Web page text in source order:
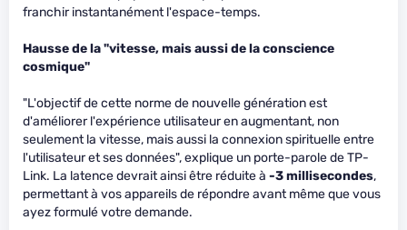
franchir instantanément l'espace-temps.
Hausse de la "vitesse, mais aussi de la conscience
cosmique"
"L'objectif de cette norme de nouvelle génération est
d'améliorer l'expérience utilisateur en augmentant, non
seulement la vitesse, mais aussi la connexion spirituelle entre
l'utilisateur et ses données", explique un porte-parole de TP-
Link. La latence devrait ainsi être réduite à -3 millisecondes,
permettant à vos appareils de répondre avant même que vous
ayez formulé votre demande.